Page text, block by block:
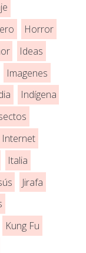
Horror
Ideas
Imagenes
Indígena
Internet
Italia
Jirafa
Kung Fu